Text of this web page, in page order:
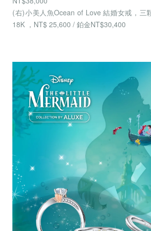
(右)小美人魚Ocean of Love 結婚女戒，三
18K ，NT$ 25,600 / 鉑金NT$30,400